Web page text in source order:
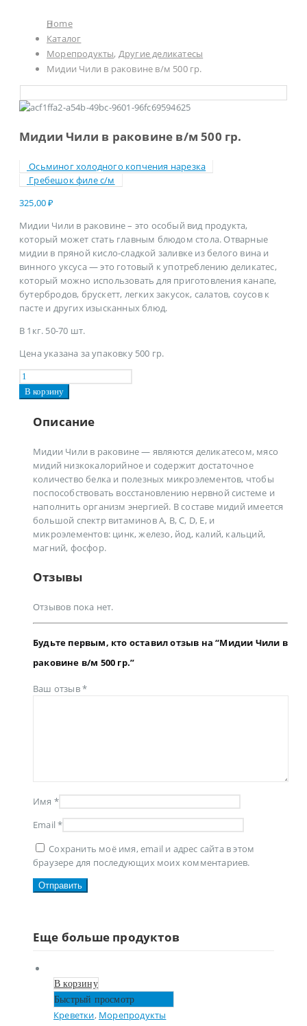
Home
Каталог
Морепродукты, Другие деликатесы
Мидии Чили в раковине в/м 500 гр.
Мидии Чили в раковине в/м 500 гр.
Осьминог холодного копчения нарезка
Гребешок филе с/м
325,00₽
Мидии Чили в раковине – это особый вид продукта,
который может стать главным блюдом стола. Отварные
мидии в пряной кисло-сладкой заливке из белого вина и
винного уксуса — это готовый к употреблению деликатес,
который можно использовать для приготовления канапе,
бутербродов, брускетт, легких закусок, салатов, соусов к
пасте и других изысканных блюд.
В 1кг. 50-70 шт.
Цена указана за упаковку 500 гр.
В корзину
Описание
Мидии Чили в раковине — являются деликатесом, мясо
мидий низкокалорийное и содержит достаточное
количество белка и полезных микроэлементов, чтобы
поспособствовать восстановлению нервной системе и
наполнить организм энергией. В составе мидий имеется
большой спектр витаминов А, В, С, D, Е, и
микроэлементов: цинк, железо, йод, калий, кальций,
магний, фосфор.
Отзывы
Отзывов пока нет.
Будьте первым, кто оставил отзыв на “Мидии Чили в
раковине в/м 500 гр.”
Ваш отзыв*
Имя *
Email*
Сохранить моё имя, email и адрес сайта в этом
браузере для последующих моих комментариев.
Еще больше продуктов
В корзину
Быстрый просмотр
Креветки, Морепродукты